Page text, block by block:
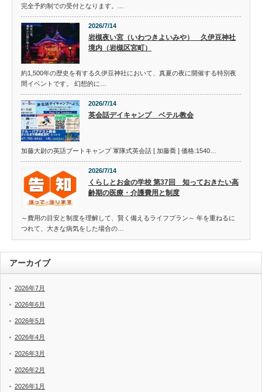
完全予約制での受付となります。…
2026/7/14
岩槻夜い宮（いわつきよいみや） 久伊豆神社
境内（岩槻区宮町）
約1,500年の歴史を有する久伊豆神社において、真夏の夜に開催する特別夜
間イベントです。 幻想的に…
2026/7/14
英会話デイキャンプ ベテル教会
加藤大尉の英語ブートキャンプ 軍隊式英会話 [ 加藤喬 ] 価格:1540…
2026/7/14
くらしとお金の学校 第37回 知っておきたい高
齢期の医療・介護費用と制度
～費用の目安と制度を理解して、賢く備えるライフプラン～ 年を重ねるに
つれて、大きな病気をした場合の…
アーカイブ
2026年7月
2026年6月
2026年5月
2026年4月
2026年3月
2026年2月
2026年1月